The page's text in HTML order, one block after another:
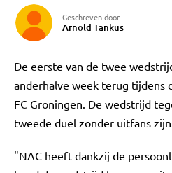
Geschreven door
Arnold Tankus
De eerste van de twee
anderhalve week terug tijdens
FC Groningen. De wedstrijd
tweede duel zonder uitfans
"NAC heeft dankzij de